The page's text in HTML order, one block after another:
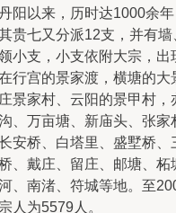
以来，历时达1000余年
贵七又分派12支，并有
小支，小支依附大宗，出
行宫的景家渡，横塘的大
景家村、云阳的景甲村，
、万亩塘、新庙头、张家
安桥、白塔里、盛墅桥、
、戴庄、留庄、邮塘、柘
、南渚、符城等地。至
人为5579人。